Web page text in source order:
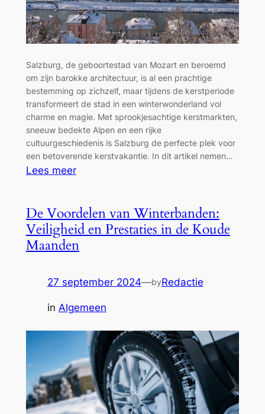
Salzburg, de geboortestad van Mozart en beroemd
om zijn barokke architectuur, is al een prachtige
bestemming op zichzelf, maar tijdens de kerstperiode
transformeert de stad in een winterwonderland vol
charme en magie. Met sprookjesachtige kerstmarkten,
sneeuw bedekte Alpen en een rijke
cultuurgeschiedenis is Salzburg de perfecte plek voor
een betoverende kerstvakantie. In dit artikel nemen…
Lees meer:
Salzburg:
Magie
in
Hart
Oostenrijk
De Voordelen van Winterbanden:
Veiligheid en Prestaties in de Koude
Maanden
27 september 2024—byRedactie
in Algemeen